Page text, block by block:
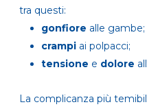
tra questi:
gonfiore alle gambe;
crampi ai polpacci;
tensione e dolore
La complicanza più